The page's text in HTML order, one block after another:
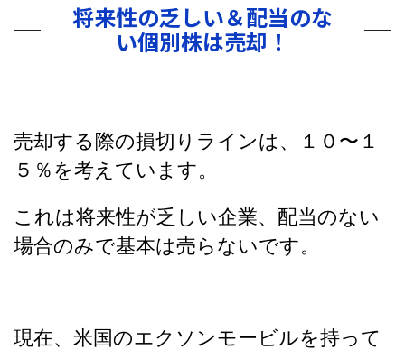
将来性の乏しい＆配当のな
い個別株は売却！
売却する際の損切りラインは、１０〜１
５％を考えています。
これは将来性が乏しい企業、配当のない
場合のみで基本は売らないです。
現在、米国のエクソンモービルを持って